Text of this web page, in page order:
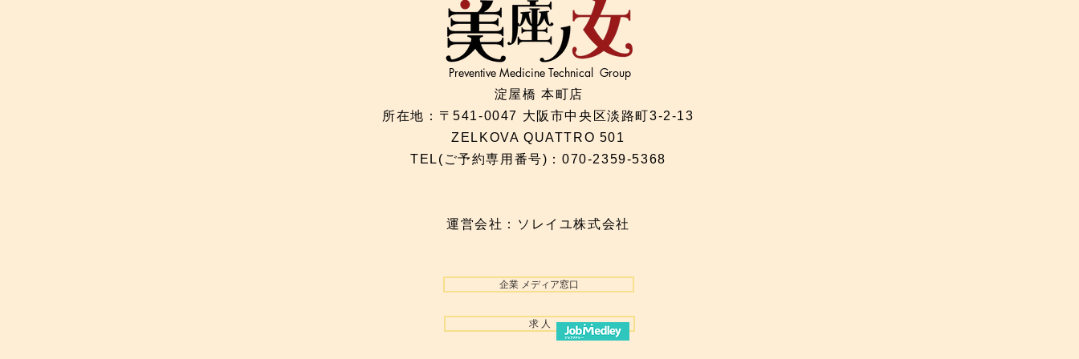
Preventive Medicine Technical Group
淀屋橋 本町店
所在地：〒541-0047 大阪市中央区淡路町3-2-13
ZELKOVA QUATTRO 501
TEL(ご予約専用番号)：070-2359-5368​
運営会社：ソレイユ株式会社
企業 メディア窓口
求 人